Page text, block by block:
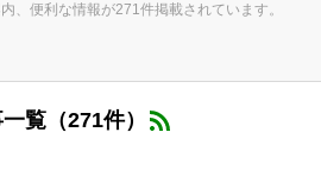
、便利な情報が271件掲載されています。
覧（271件）